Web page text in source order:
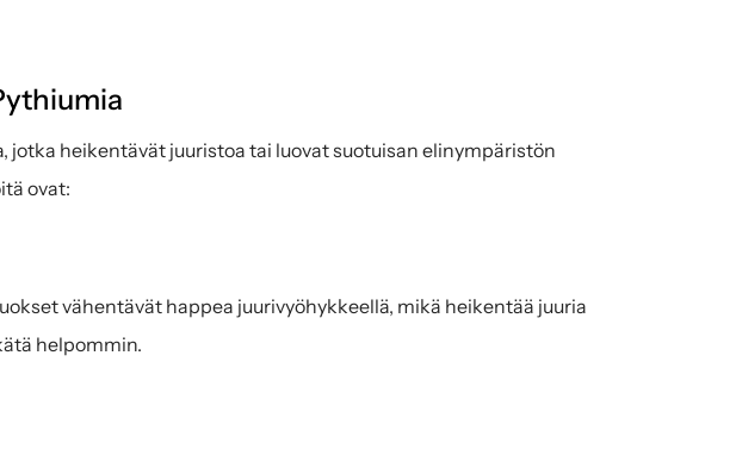
jotka heikentävät juuristoa tai luovat suotuisan elinympäristön
ovat:
vähentävät happea juurivyöhykkeellä, mikä heikentää juuria
helpommin.